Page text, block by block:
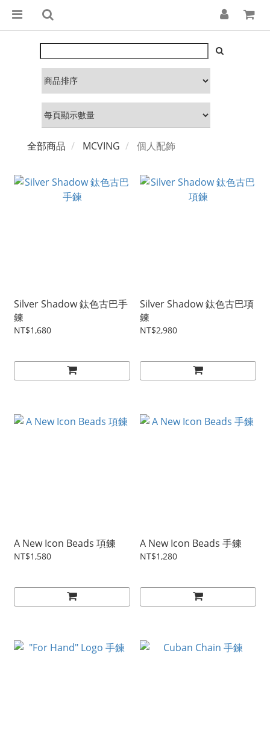
全部商品 MCVING 個人配飾
Silver Shadow 鈦色古巴手
鍊
NT$1,680
Silver Shadow 鈦色古巴項
鍊
NT$2,980
A New Icon Beads 項鍊
NT$1,580
A New Icon Beads 手鍊
NT$1,280